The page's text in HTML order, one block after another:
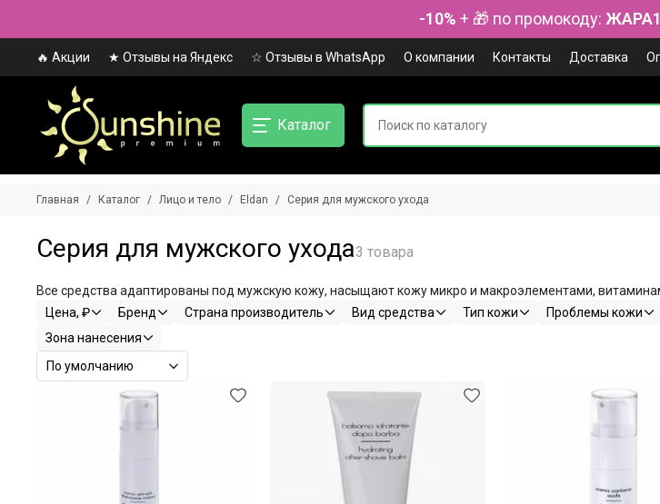
-10% + 🎁 по промокоду:
🔥 Акции ★ Отзывы на Яндекс ☆ Отзывы в WhatsApp О компании Контакты Доставка
Каталог
Главная Каталог Лицо и тело Eldan Серия для мужского ухода
Серия для мужского ухода
Все средства адаптированы под мужскую кожу, насыщают кожу микро и макроэлементами,
Цена, ₽
Бренд Страна производитель Вид средства Тип кожи Проблемы кожи
Зона нанесения